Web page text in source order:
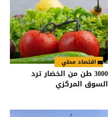
اقتصاد محلي
3000 طن من الخضار ترد
السوق المركزي